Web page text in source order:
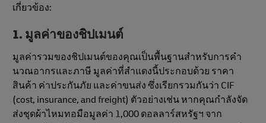
เกี่ยวข้อง:
1. มูลค่าของชิปเมนต์
มูลค่ารวมของชิปเมนต์ของคุณเป็นพื้นฐานสําหรับการคํา
นวณอากรและภาษี มูลค่าที่สำแดงนี้ประกอบด้วย ราคา
สินค้า ค่าประกันภัย และค่าขนส่ง ซึ่งเรียกรวมกันว่า CIF
(cost, insurance, and freight) ตัวอย่างเช่น หากคุณกําลังจัด
ส่งชุดผ้าไหมทอมือมูลค่า 1,000 ดอลลาร์สหรัฐฯ จาก